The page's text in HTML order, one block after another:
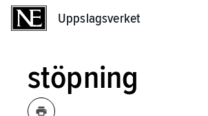
Uppslagsverket
stöpning